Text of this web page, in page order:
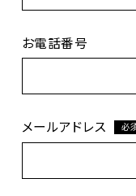
お電話番号
メールアドレス 必